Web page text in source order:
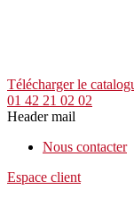
Télécharger le
01 42 21 02 02
Header mail
Nous contacter
Espace client